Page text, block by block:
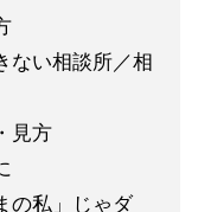
ない相談所／相
見方
の私」じゃダ